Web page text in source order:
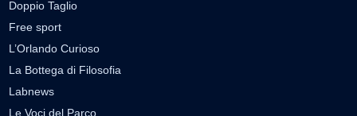
Doppio Taglio
Free sport
L’Orlando Curioso
La Bottega di Filosofia
Labnews
Le Voci del Parco